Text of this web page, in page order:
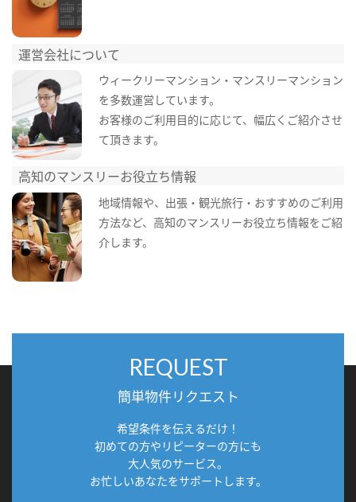
運営会社について
ウィークリーマンション・マンスリーマンション
を多数運営しています。
お客様のご利用目的に応じて、幅広くご紹介させ
て頂きます。
高知のマンスリーお役立ち情報
地域情報や、出張・観光旅行・おすすめのご利用
方法など、高知のマンスリーお役立ち情報をご紹
介します。
REQUEST
簡単物件リクエスト
希望条件を伝えるだけ！
初めての方やリピーターの方にも
大人気のサービス。
お忙しいあなたをサポートします。